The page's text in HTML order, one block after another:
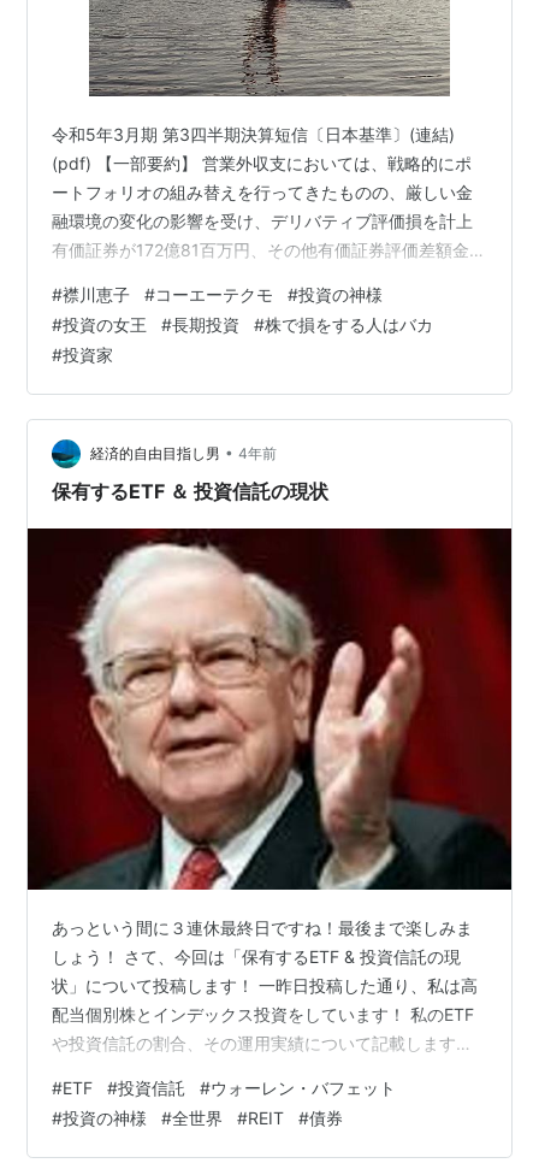
令和5年3月期 第3四半期決算短信〔日本基準〕(連結)
(pdf) 【一部要約】 営業外収支においては、戦略的にポ
ートフォリオの組み替えを行ってきたものの、厳しい金
融環境の変化の影響を受け、デリバティブ評価損を計上
有価証券が172億81百万円、その他有価証券評価差額金が
半期 決算説明会 質疑応答(要旨) (pdf) 【一部要約】質問
余資運用について、取り組みがうまく行っていないよう
に見受けられる。 今後、どのように運用をおこなってい
くのか。 運用規模は、現状を維持する考えなのか。 修正
された業績予想修正における、第4四半期の営業外…
#襟川恵子 #コーエーテクモ #投資の神様
#投資の女王 #長期投資 #株で損をする人はバカ
#投資家
経済的自由目指し男 • 4年前
保有するETF ＆ 投資信託の現状
あっという間に３連休最終日ですね！最後まで楽しみま
しょう！ さて、今回は「保有するETF & 投資信託の現
状」について投稿します！ 一昨日投稿した通り、私は高
配当個別株とインデックス投資をしています！ 私のETF
や投資信託の割合、その運用実績について記載します！
入理由は、単純で投資の王道だからです！ これまでの経
済学の研究などから、 インデックス投資が最も資産増加
効率の良い運用方法と証明されています！ また、投資の
#ETF #投資信託 #ウォーレン・バフェット
#投資の神様 #全世界 #REIT #債券